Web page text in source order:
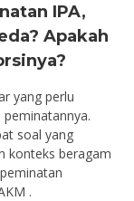
IPA,
Apakah
yang perlu
soal yang
konteks beragam
.